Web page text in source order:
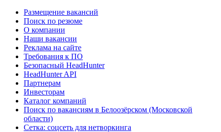
Размещение вакансий
Поиск по резюме
О компании
Наши вакансии
Реклама на сайте
Требования к ПО
Безопасный HeadHunter
HeadHunter API
Партнерам
Инвесторам
Каталог компаний
Поиск по вакансиям в Белоозёрском (Московской
области)
Сетка: соцсеть для нетворкинга